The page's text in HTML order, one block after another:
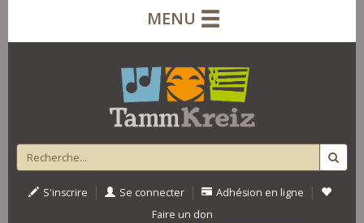
MENU
S'inscrire | Se connecter | Adhésion en ligne |
Faire un don